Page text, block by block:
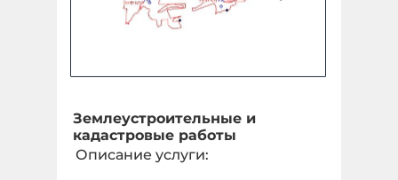
Землеустроительные и
кадастровые работы
Описание услуги: